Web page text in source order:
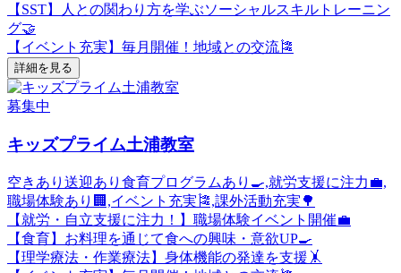
【SST】人との関わり方を学ぶソーシャルスキルトレーニン
グ🤝
【イベント充実】毎月開催！地域との交流🎏
詳細を見る
募集中
キッズプライム土浦教室
空きあり 送迎あり 食育プログラムあり🍳,就労支援に注力💼,
職場体験あり🏢,イベント充実🎏,課外活動充実🌳
【就労・自立支援に注力！】職場体験イベント開催💼
【食育】お料理を通じて食への興味・意欲UP🍳
【理学療法・作業療法】身体機能の発達を支援🤸